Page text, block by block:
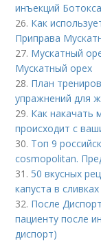
инъекций
26. Как
Приправа
27. Мускатный
Мускатный орех
28. План
упражнений для
29. Как
происходит с
30. Топ 9
cosmopolitan.
31. 50 вкусных
капуста в сливках
32. После
пациенту после
диспорт)